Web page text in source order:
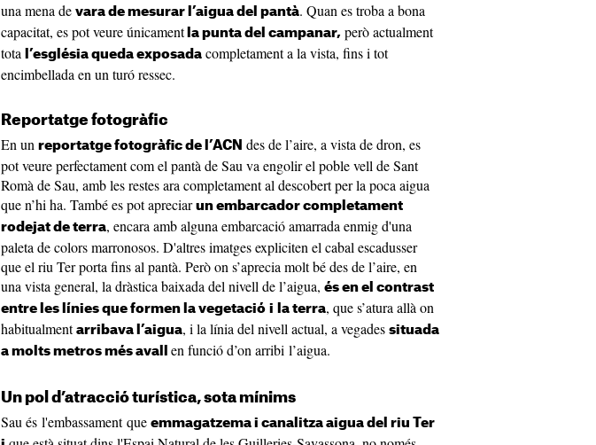
una mena de vara de mesurar l’aigua del pantà. Quan es troba a bona
capacitat, es pot veure únicamentla punta del campanar, però actualment
tota
l’església queda exposada completament a la vista, fins i tot
encimbellada en un turó ressec.
Reportatge fotogràfic
En un reportatge fotogràfic de l’ACN des de l’aire, a vista de dron, es
pot veure perfectament com el pantà de Sau va engolir el poble vell de Sant
Romà de Sau, amb les restes ara completament al descobert per la poca aigua
que n’hi ha. També es pot apreciar un embarcador completament
rodejat de terra, encara amb alguna embarcació amarrada enmig d'una
paleta de colors marronosos. D'altres imatges expliciten el cabal escadusser
que el riu Ter porta fins al pantà. Però on s’aprecia molt bé des de l’aire, en
una vista general, la dràstica baixada del nivell de l’aigua, és en el contrast
entre les línies que formen la vegetació i la terra, que s’atura allà on
habitualment arribava l’aigua, i la línia del nivell actual, a vegades situada
a molts metros més avall en funció d’on arribi l’aigua.
Un pol d’atracció turística, sota mínims
Sau és l'embassament que emmagatzema i canalitza aigua del riu Ter